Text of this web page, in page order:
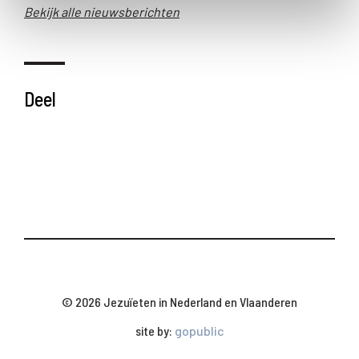
Bekijk alle nieuwsberichten
Deel
© 2026 Jezuïeten in Nederland en Vlaanderen
site by: gopublic